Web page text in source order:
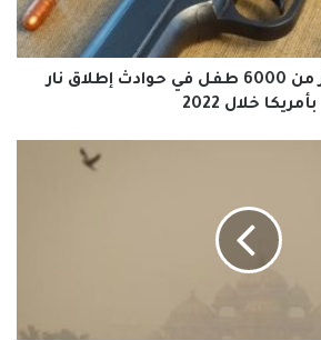
مقتل وإصابة أكثر من 6000 طفل في حوادث إطلاق نار
بأمريكا خلال 2022